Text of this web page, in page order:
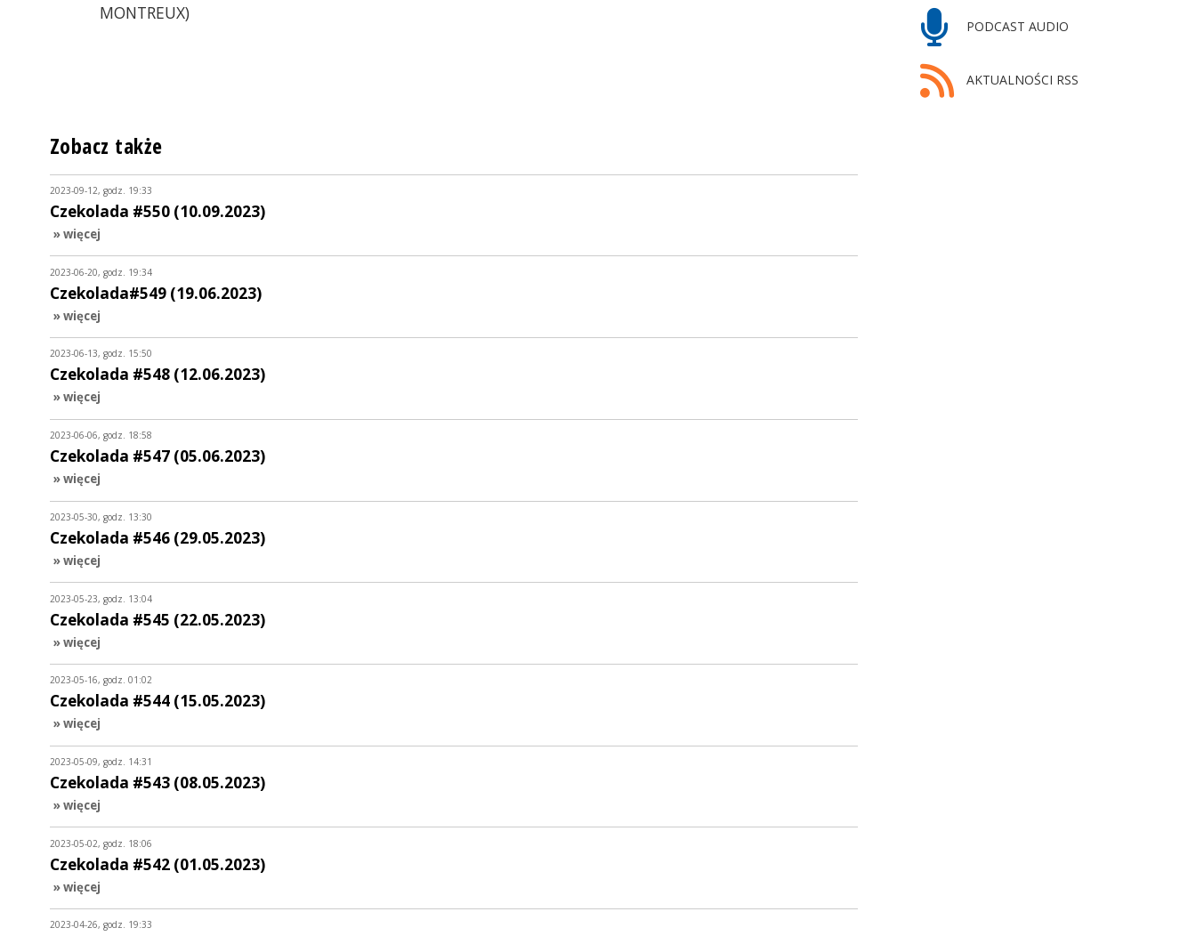
MONTREUX)
PODCAST AUDIO
AKTUALNOŚCI RSS
Zobacz także
2023-09-12, godz. 19:33
Czekolada #550 (10.09.2023)
» więcej
2023-06-20, godz. 19:34
Czekolada#549 (19.06.2023)
» więcej
2023-06-13, godz. 15:50
Czekolada #548 (12.06.2023)
» więcej
2023-06-06, godz. 18:58
Czekolada #547 (05.06.2023)
» więcej
2023-05-30, godz. 13:30
Czekolada #546 (29.05.2023)
» więcej
2023-05-23, godz. 13:04
Czekolada #545 (22.05.2023)
» więcej
2023-05-16, godz. 01:02
Czekolada #544 (15.05.2023)
» więcej
2023-05-09, godz. 14:31
Czekolada #543 (08.05.2023)
» więcej
2023-05-02, godz. 18:06
Czekolada #542 (01.05.2023)
» więcej
2023-04-26, godz. 19:33